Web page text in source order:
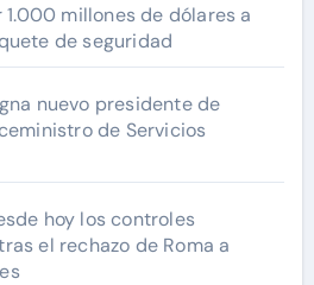
1.000 millones de dólares a
de seguridad
nuevo presidente de
de Servicios
hoy los controles
el rechazo de Roma a